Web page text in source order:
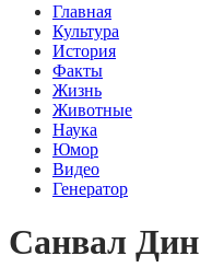
Главная
Культура
История
Факты
Жизнь
Животные
Наука
Юмор
Видео
Генератор
Санвал Дин